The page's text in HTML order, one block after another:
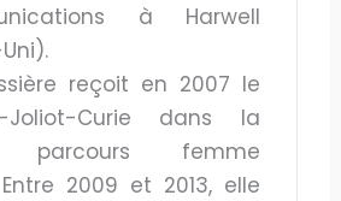
à Harwell
reçoit en 2007 le
Joliot-Curie dans la
parcours femme
2009 et 2013, elle